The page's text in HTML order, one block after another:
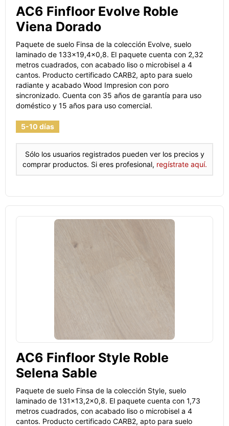
AC6 Finfloor Evolve Roble
Viena Dorado
Paquete de suelo Finsa de la colección Evolve, suelo
laminado de 133x19,4x0,8. El paquete cuenta con 2,32
metros cuadrados, con acabado liso o microbisel a 4
cantos. Producto certificado CARB2, apto para suelo
radiante y acabado Wood Impresion con poro
sincronizado. Cuenta con 35 años de garantía para uso
doméstico y 15 años para uso comercial.
5-10 días
Sólo los usuarios registrados pueden ver los precios y
comprar productos. Si eres profesional, regístrate aquí.
AC6 Finfloor Style Roble
Selena Sable
Paquete de suelo Finsa de la colección Style, suelo
laminado de 131x13,2x0,8. El paquete cuenta con 1,73
metros cuadrados, con acabado liso o microbisel a 4
cantos. Producto certificado CARB2, apto para suelo